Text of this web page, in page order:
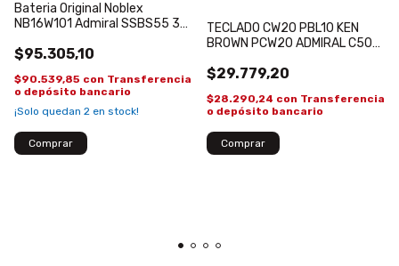
Bateria Original Noblex
NB16W101 Admiral SSBS55 3
$95.305,10
$90.539,85 con Transferencia
o depósito bancario
¡Solo quedan 2 en stock!
TECLADO CW20 PBL10 KEN
BROWN PCW20 ADMIRAL C50-
$29.779,20
$28.290,24 con Transferencia
o depósito bancario